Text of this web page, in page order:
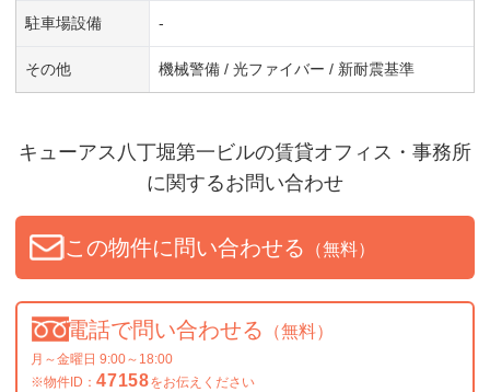
駐車場設備 -
その他 機械警備 / 光ファイバー / 新耐震基準
キューアス八丁堀第一ビルの賃貸オフィス・事務所
に関するお問い合わせ
この物件に問い合わせる （無料）
電話で問い合わせる （無料）
月～金曜日 9:00～18:00
※物件ID： 47158をお伝えください